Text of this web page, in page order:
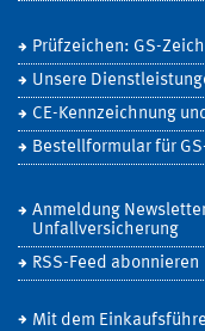
Prüfzeichen: GS-
Unsere
CE-Kennzeichnung
Bestellformular für
Anmeldung
Unfallversicherung
RSS-Feed abonnieren
Mit dem